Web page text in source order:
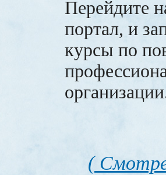
Перейдите
портал, и
курсы по
(